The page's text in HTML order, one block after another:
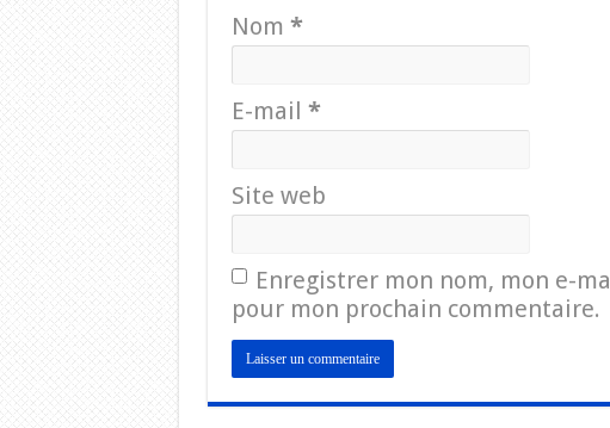
Nom *
E-mail *
Site web
Enregistrer mon nom, mon e-
pour mon prochain commentaire.